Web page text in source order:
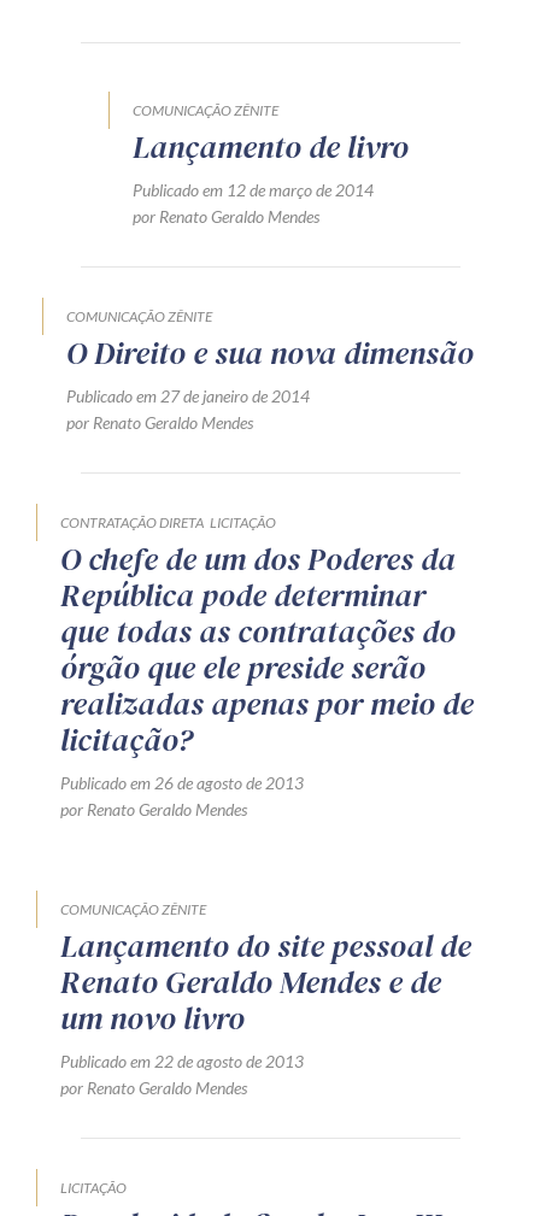
Orientação por Escrito
Mentoria Zênite
Zênite Online
Eventos presenciais
Zênite in Company
Receba por RSS
Av. Sete de Setembro, 4698
Batel Curitiba/PR CEP 80240-000
Telefone (41) 2109-8666
Whatsapp (41) 98881-6616
COMUNICAÇÃO ZÊNITE
Lançamento de livro
Publicado em 12 de março de 2014
por Renato Geraldo Mendes
COMUNICAÇÃO ZÊNITE
O Direito e sua nova dimensão
Publicado em 27 de janeiro de 2014
por Renato Geraldo Mendes
CONTRATAÇÃO DIRETA LICITAÇÃO
O chefe de um dos Poderes da
República pode determinar
que todas as contratações do
órgão que ele preside serão
realizadas apenas por meio de
licitação?
Publicado em 26 de agosto de 2013
por Renato Geraldo Mendes
COMUNICAÇÃO ZÊNITE
Lançamento do site pessoal de
Renato Geraldo Mendes e de
um novo livro
Publicado em 22 de agosto de 2013
por Renato Geraldo Mendes
LICITAÇÃO